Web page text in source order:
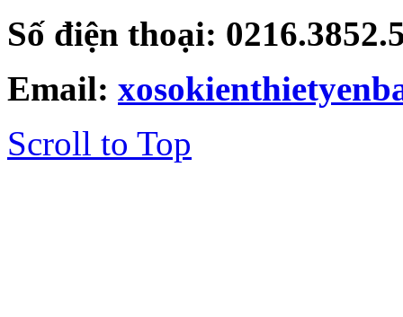
Số điện thoại:
Email:
Scroll to Top